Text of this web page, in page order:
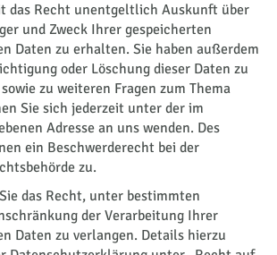
das Recht unentgeltlich Auskunft über
und Zweck Ihrer gespeicherten
Daten zu erhalten. Sie haben außerdem
oder Löschung dieser Daten zu
zu weiteren Fragen zum Thema
Sie sich jederzeit unter der im
Adresse an uns wenden. Des
ein Beschwerderecht bei der
zu.
das Recht, unter bestimmten
der Verarbeitung Ihrer
Daten zu verlangen. Details hierzu